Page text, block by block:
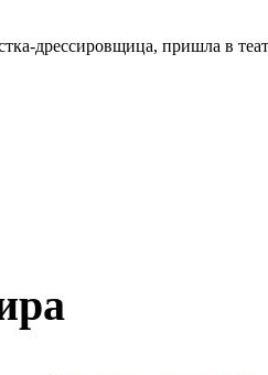
дрессировщица, пришла в